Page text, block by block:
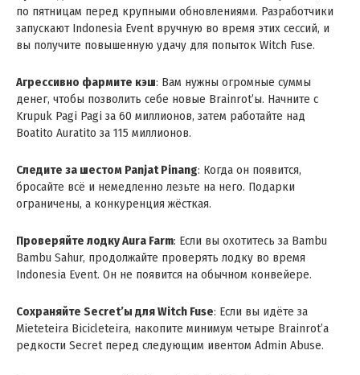
по пятницам перед крупными обновлениями . Разработчики
запускают Indonesia Event вручную во время этих сессий, и
вы получите повышенную удачу для попыток Witch Fuse .
Агрессивно фармите кэш: Вам нужны огромные суммы
денег, чтобы позволить себе новые Brainrot’ы. Начните с
Krupuk Pagi Pagi за 60 миллионов, затем работайте над
Boatito Auratito за 115 миллионов .
Следите за шестом Panjat Pinang: Когда он появится,
бросайте всё и немедленно лезьте на него. Подарки
ограничены, а конкуренция жёсткая .
Проверяйте лодку Aura Farm: Если вы охотитесь за Bambu
Bambu Sahur, продолжайте проверять лодку во время
Indonesia Event. Он не появится на обычном конвейере .
Сохраняйте Secret’ы для Witch Fuse: Если вы идёте за
Mieteteira Bicicleteira, накопите минимум четыре Brainrot’а
редкости Secret перед следующим ивентом Admin Abuse .